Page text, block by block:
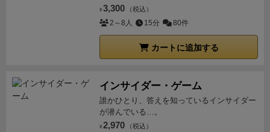
¥ 3,300 （税込）
2～8人 15分 80件
カートに追加する
インサイダー・ゲーム
誰かひとり、答えを知っているインサイダー
が潜んでいる…。
¥ 2,970 （税込）